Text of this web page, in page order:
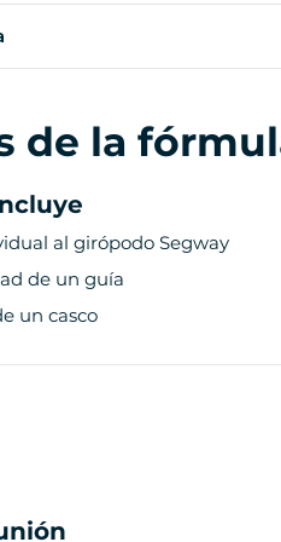
de la
al girópodo Segway
de un guía
un casco